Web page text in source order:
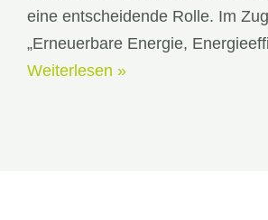
eine entscheidende Rolle. Im
„Erneuerbare Energie,
Regionale
Weiterlesen »